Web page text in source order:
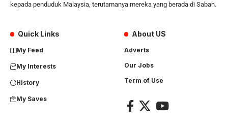
kepada penduduk Malaysia, terutamanya mereka yang berada di Sabah.
Quick Links
My Feed
My Interests
History
My Saves
About US
Adverts
Our Jobs
Term of Use